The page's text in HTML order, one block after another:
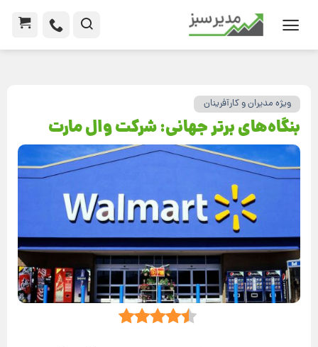
ویژه مدیران و کارآفرینان
بنگاه‌های برتر جهانی: شرکت وال مارت